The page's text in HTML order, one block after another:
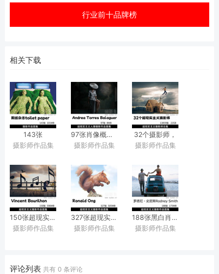
行业前十品牌榜
相关下载
143张
《Toiletpaper》
“厕纸杂志”）
荒诞超现实创意广告摄影作品图片欣赏
摄影师作品集
97张肖像概念摄影作品欣赏，
ins西班牙摄影师Andrea
Balaguer
作品集图片素材
摄影师作品集
32个摄影师，
13800张超现实主义摄影作品图集图库合集
摄影师作品集
150张超现实主义梦幻风格摄影作品图片欣赏，
法国摄影师Vincent
摄影师作品集
327张超现实主义ps创意合成摄影作品图片欣赏
摄影师Ronald
摄影师作品集
188张黑白肖像、
超现实主义摄影作品图片欣
摄影师作品集
评论列表 共有 0 条评论